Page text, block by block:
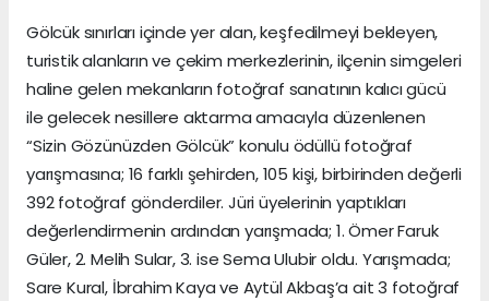
Gölcük sınırları içinde yer alan, keşfedilmeyi bekleyen,
turistik alanların ve çekim merkezlerinin, ilçenin simgeleri
haline gelen mekanların fotoğraf sanatının kalıcı gücü
ile gelecek nesillere aktarma amacıyla düzenlenen
“Sizin Gözünüzden Gölcük” konulu ödüllü fotoğraf
yarışmasına; 16 farklı şehirden, 105 kişi, birbirinden değerli
392 fotoğraf gönderdiler. Jüri üyelerinin yaptıkları
değerlendirmenin ardından yarışmada; 1. Ömer Faruk
Güler, 2. Melih Sular, 3. ise Sema Ulubir oldu. Yarışmada;
Sare Kural, İbrahim Kaya ve Aytül Akbaş’a ait 3 fotoğraf